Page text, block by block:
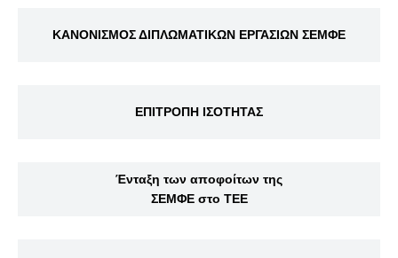
ΚΑΝΟΝΙΣΜΟΣ ΔΙΠΛΩΜΑΤΙΚΩΝ ΕΡΓΑΣΙΩΝ ΣΕΜΦΕ
ΕΠΙΤΡΟΠΗ ΙΣΟΤΗΤΑΣ
Ένταξη των αποφοίτων της
ΣΕΜΦΕ στο ΤΕΕ